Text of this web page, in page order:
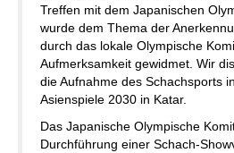
Treffen mit dem Japanischen
wurde dem Thema der
durch das lokale Olympische
Aufmerksamkeit gewidmet. Wir
die Aufnahme des Schachsports
Asienspiele 2030 in Katar.
Das Japanische Olympische
Durchführung einer Schach-